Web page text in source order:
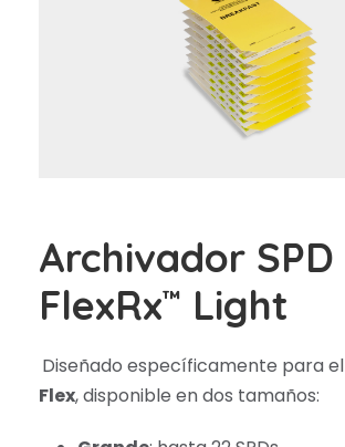
Archivador SPD
FlexRx™ Light
Diseñado específicamente para el
Flex, disponible en dos tamaños: